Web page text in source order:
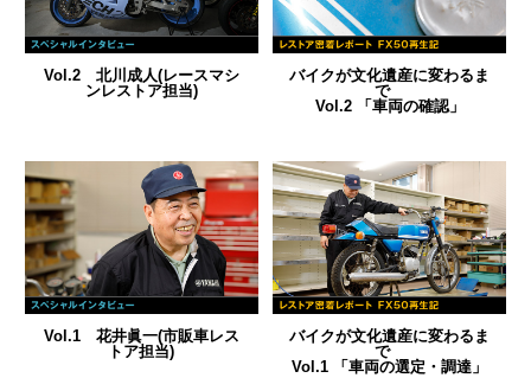
Vol.2 北川成人(レースマシ
ンレストア担当)
バイクが文化遺産に変わるま
で
Vol.2 「車両の確認」
Vol.1 花井眞一(市販車レス
トア担当)
バイクが文化遺産に変わるま
で
Vol.1 「車両の選定・調達」